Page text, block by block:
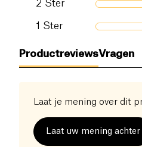
2 Ster
1 Ster
ProductreviewsVragen
Laat je mening over dit
Laat uw mening achter